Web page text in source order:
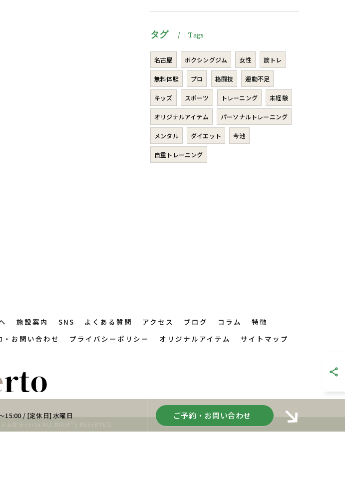
タグ Tags
名古屋 ボクシングジム 女性 筋トレ
無料体験 プロ 格闘技 運動不足
キッズ スポーツ トレーニング 未経験
オリジナルアイテム パーソナルトレーニング
メンタル ダイエット 今池
自重トレーニング
15:00 / [定休日] 水曜日 ご予約・お問い合わせ
施設案内 SNS よくある質問 アクセス ブログ コラム
特徴
・お問い合わせ プライバシーポリシー オリジナルアイテム サイトマップ